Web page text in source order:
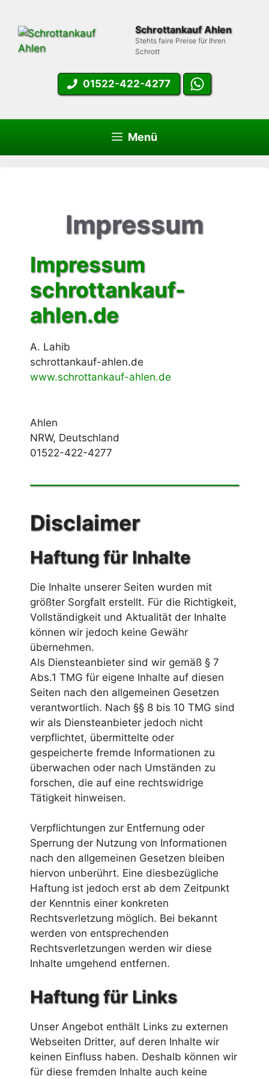
springen
Schrottankauf Ahlen
Stehts faire Preise für Ihren
Schrott
01522-422-4277
Menü
Impressum
Impressum
schrottankauf-
ahlen.de
A. Lahib
schrottankauf-ahlen.de
www.schrottankauf-ahlen.de
Ahlen
NRW, Deutschland
01522-422-4277
Disclaimer
Haftung für Inhalte
Die Inhalte unserer Seiten wurden mit
größter Sorgfalt erstellt. Für die Richtigkeit,
Vollständigkeit und Aktualität der Inhalte
können wir jedoch keine Gewähr
übernehmen.
Als Diensteanbieter sind wir gemäß § 7
Abs.1 TMG für eigene Inhalte auf diesen
Seiten nach den allgemeinen Gesetzen
verantwortlich. Nach §§ 8 bis 10 TMG sind
wir als Diensteanbieter jedoch nicht
verpflichtet, übermittelte oder
gespeicherte fremde Informationen zu
überwachen oder nach Umständen zu
forschen, die auf eine rechtswidrige
Tätigkeit hinweisen.
Verpflichtungen zur Entfernung oder
Sperrung der Nutzung von Informationen
nach den allgemeinen Gesetzen bleiben
hiervon unberührt. Eine diesbezügliche
Haftung ist jedoch erst ab dem Zeitpunkt
der Kenntnis einer konkreten
Rechtsverletzung möglich. Bei bekannt
werden von entsprechenden
Rechtsverletzungen werden wir diese
Inhalte umgehend entfernen.
Haftung für Links
Unser Angebot enthält Links zu externen
Webseiten Dritter, auf deren Inhalte wir
keinen Einfluss haben. Deshalb können wir
für diese fremden Inhalte auch keine